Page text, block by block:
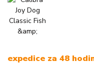
expedice za 48